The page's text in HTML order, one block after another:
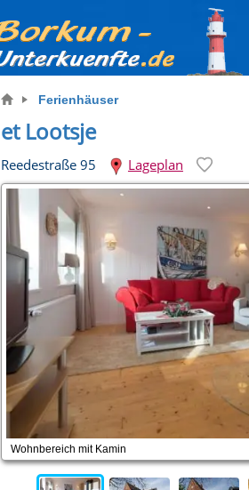
Ferienhäuser
et Lootsje
Reedestraße 95 Lageplan
Wohnbereich mit Kamin